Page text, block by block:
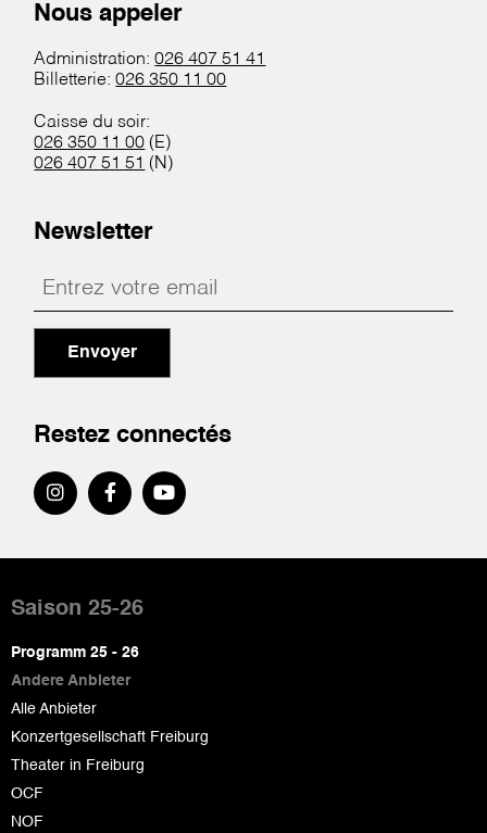
Nous appeler
Administration:026 407 51 41
Billetterie:026 350 11 00
Caisse du soir:
026 350 11 00 (E)
026 407 51 51 (N)
Newsletter
Envoyer
Restez connectés
de
page
Saison 25-26
Programm 25 - 26
Andere Anbieter
Alle Anbieter
Konzertgesellschaft Freiburg
Theater in Freiburg
OCF
NOF